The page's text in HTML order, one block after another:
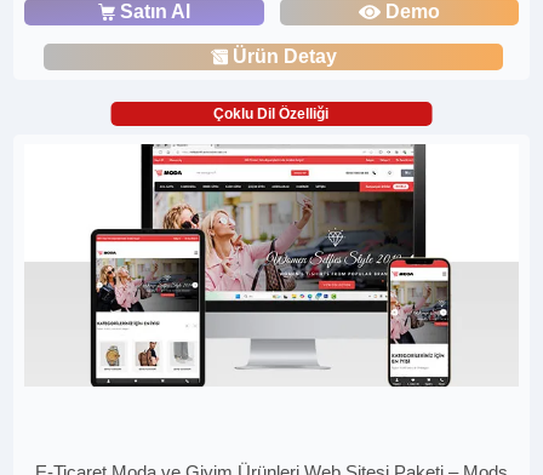
Satın Al Demo
Ürün Detay
Çoklu Dil Özelliği